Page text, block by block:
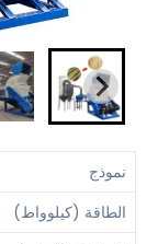
نموذج
الطاقة (كيلوواط)